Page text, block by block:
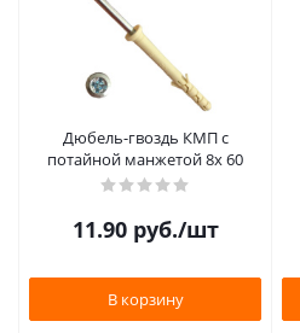
Дюбель-гвоздь КМП с
потайной манжетой 8х 60
11.90руб./шт
В корзину